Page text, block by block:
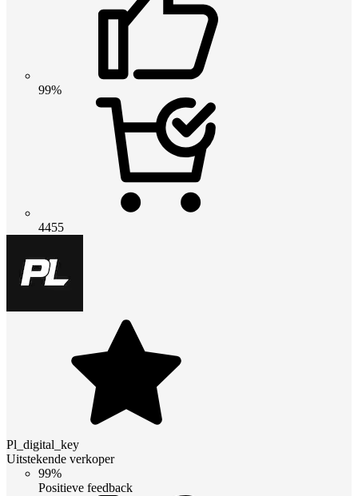
99%
4455
Pl_digital_key
Uitstekende verkoper
99%
Positieve feedback